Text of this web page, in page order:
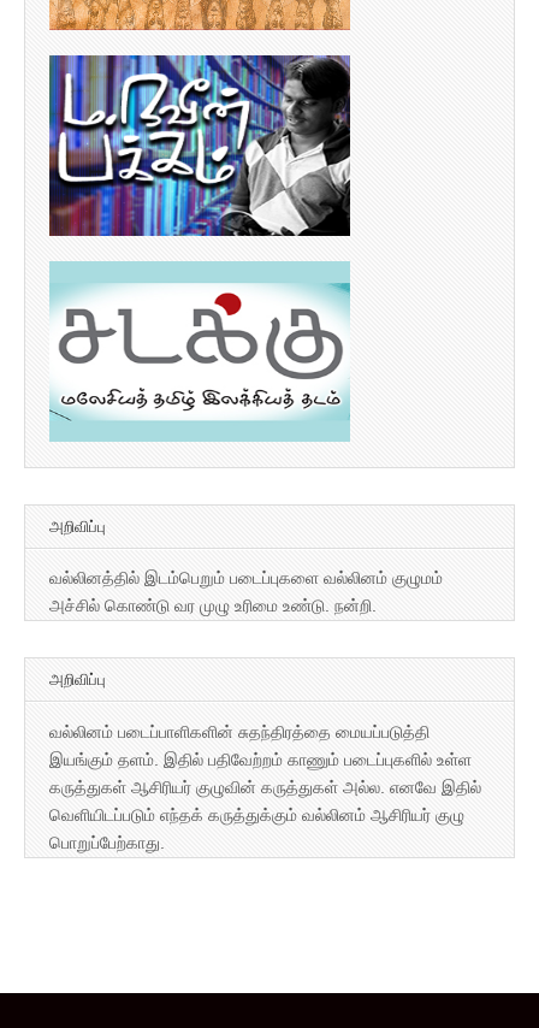
அறிவிப்பு
வல்லினத்தில் இடம்பெறும் படைப்புகளை வல்லினம் குழுமம்
அச்சில் கொண்டு வர முழு உரிமை உண்டு. நன்றி.
அறிவிப்பு
வல்லினம் படைப்பாளிகளின் சுதந்திரத்தை மையப்படுத்தி
இயங்கும் தளம். இதில் பதிவேற்றம் காணும் படைப்புகளில் உள்ள
கருத்துகள் ஆசிரியர் குழுவின் கருத்துகள் அல்ல. எனவே இதில்
வெளியிடப்படும் எந்தக் கருத்துக்கும் வல்லினம் ஆசிரியர் குழு
பொறுப்பேற்காது.